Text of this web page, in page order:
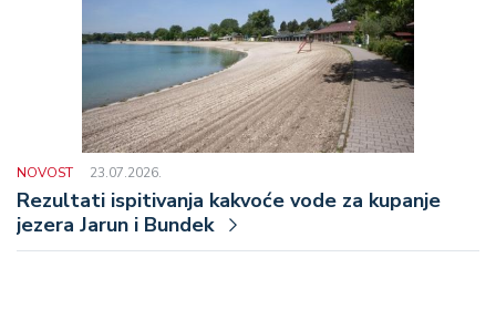
NOVOST 23.07.2026.
Rezultati ispitivanja kakvoće vode za kupanje
jezera Jarun i Bundek